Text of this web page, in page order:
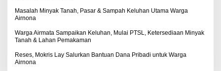
Masalah Minyak Tanah, Pasar & Sampah Keluhan Utama Warga
Airnona
Warga Airmata Sampaikan Keluhan, Mulai PTSL, Ketersediaan Minyak
Tanah & Lahan Pemakaman
Reses, Mokris Lay Salurkan Bantuan Dana Pribadi untuk Warga
Airnona